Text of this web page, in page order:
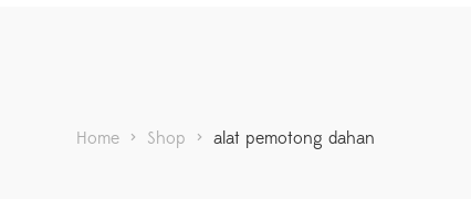
Home > Shop > alat pemotong dahan